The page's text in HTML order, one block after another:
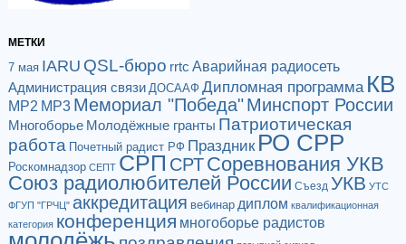
МЕТКИ
7 мая IARU QSL-бюро rrtc Аварийная радиосеть
Администрация связи ДОСААФ Дипломная программа КВ
МР2 МР3 Мемориал "Победа"Минспорт России
Многоборье Молодёжные гранты Патриотическая
работа Почетный радист РФ Праздник РО СРР
Роскомнадзор СЕПТ СРП СРТСоревнования УКВ
Союз радиолюбителей России Съезд УКВ УТС
ФГУП "ГРЧЦ" аккредитация вебинар диплом квалификационная
категория конференция многоборье радистов